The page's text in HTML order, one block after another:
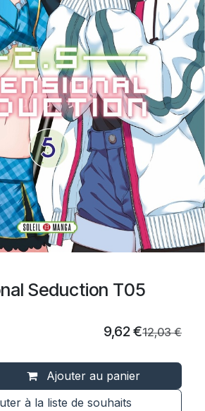
Seduction T05
Ajouter au panier
à la liste de souhaits
9,62€12,03€